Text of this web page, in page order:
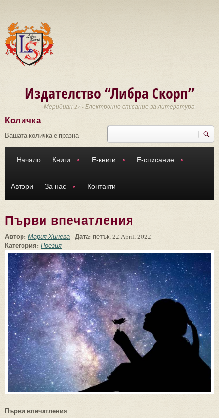
Издателство “Либра Скорп”
Меридиан 27 - Електронно списание за литература
Търси
Количка
Вашата количка е празна
Начало Книги Е-книги Е-списание
Автори За нас Контакти
Първи впечатления
Автор: Мария Хинева Дата: петък, 22 April, 2022
Категория: Поезия
Първи впечатления